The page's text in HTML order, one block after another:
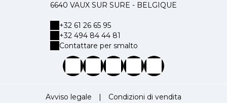
6640 VAUX SUR SURE - BELGIQUE
+32 61 26 65 95
+32 494 84 44 81
Contattare per smalto
Avviso legale | Condizioni di vendita